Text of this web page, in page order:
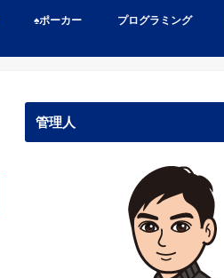
♠️ポーカー プログラミング
管理人